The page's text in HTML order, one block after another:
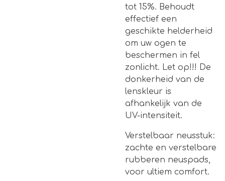
tot 15%. Behoudt
effectief een
geschikte helderheid
om uw ogen te
beschermen in fel
zonlicht. Let op!!! De
donkerheid van de
lenskleur is
afhankelijk van de
UV-intensiteit.
Verstelbaar neusstuk:
zachte en verstelbare
rubberen neuspads,
voor ultiem comfort.